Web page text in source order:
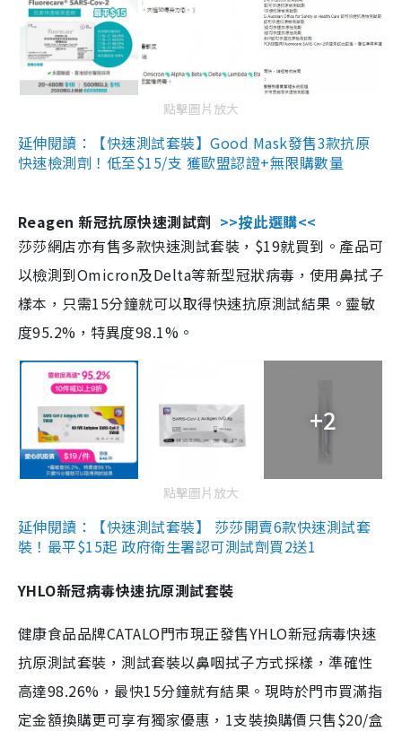
點擊圖片放大
延伸閱讀：【快速測試套裝】Good Mask發售3款抗原
快速檢測劑！低至$15/支 獲歐盟認證+無限購數量
Reagen 新冠抗原快速測試劑 >>按此選購<<
莎莎網店亦有售多款快速測試套裝，$19就買到。產品可
以檢測到Omicron及Delta等新型冠狀病毒，使用鼻拭子
樣本，只需15分鐘就可以取得快速抗原測試結果。靈敏
度95.2%，特異度98.1%。
+2
點擊圖片放大
延伸閱讀：【快速測試套裝】 莎莎開賣6款快速測試套
裝！最平$15起 政府衛生署認可測試劑買2送1
YHLO新冠病毒快速抗原測試套裝
健康食品品牌CATALO門市現正發售YHLO新冠病毒快速
抗原測試套裝，測試套裝以鼻咽拭子方式採樣，準確性
高達98.26%，最快15分鐘就有結果。現時於門市買滿指
定金額換購更可享有獨家優惠，1支裝換購價只售$20/盒